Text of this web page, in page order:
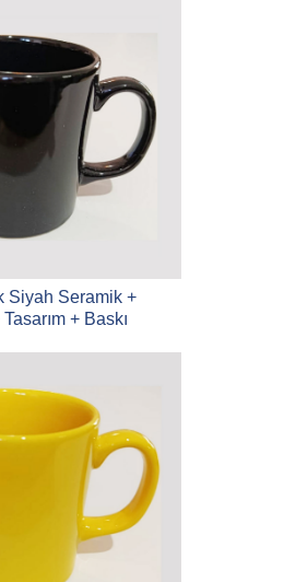
Siyah Seramik +
+ Baskı